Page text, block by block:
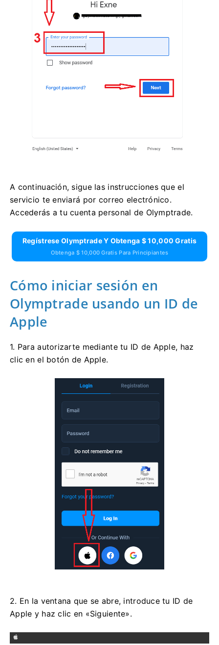
A continuación, sigue las instrucciones que el
servicio te enviará por correo electrónico.
Accederás a tu cuenta personal de Olymptrade.
Regístrese Olymptrade Y Obtenga $ 10,000 Gratis
Obtenga $ 10,000 Gratis Para Principiantes
Cómo iniciar sesión en
Olymptrade usando un ID de
Apple
1. Para autorizarte mediante tu ID de Apple, haz
clic en el botón de Apple.
2. En la ventana que se abre, introduce tu ID de
Apple y haz clic en «Siguiente».